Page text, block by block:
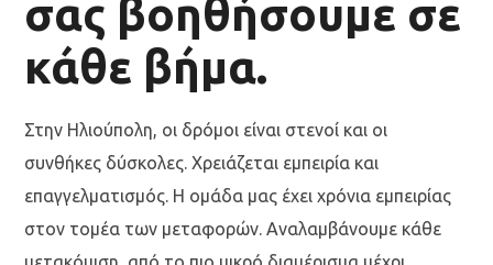
σας βοηθήσουμε σε
κάθε βήμα.
Στην Ηλιούπολη, οι δρόμοι είναι στενοί και οι
συνθήκες δύσκολες. Χρειάζεται εμπειρία και
επαγγελματισμός. Η ομάδα μας έχει χρόνια εμπειρίας
στον τομέα των μεταφορών. Αναλαμβάνουμε κάθε